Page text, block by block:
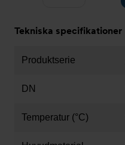
Tekniska specifikationer
Produktserie
DN
Temperatur (°C)